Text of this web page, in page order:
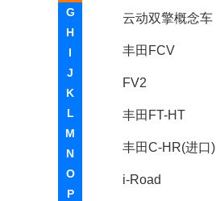
G
H
I
J
K
L
M
N
O
P
云动双擎概念车
丰田FCV
FV2
丰田FT-HT
丰田C-HR(进口)
i-Road